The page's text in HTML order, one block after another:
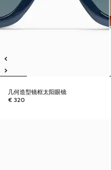
几何造型镜框太阳眼镜
€ 320